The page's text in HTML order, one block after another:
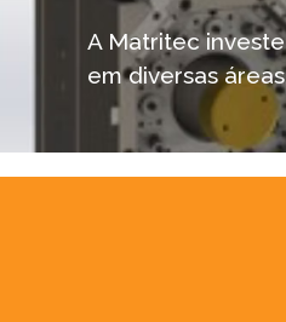
A Matritec
em diversas